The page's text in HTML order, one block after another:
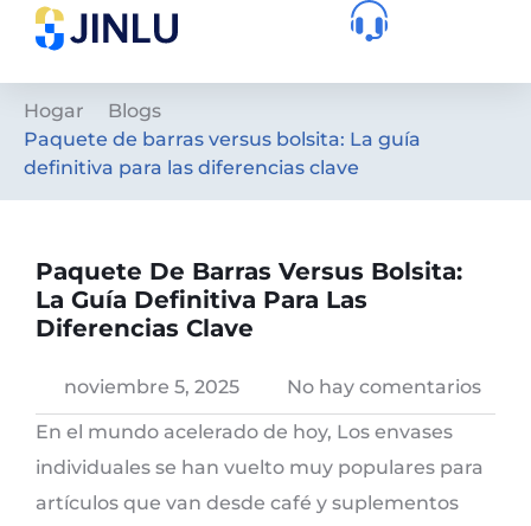
Hogar
Blogs
Paquete de barras versus bolsita: La guía
definitiva para las diferencias clave
Paquete De Barras Versus Bolsita:
La Guía Definitiva Para Las
Diferencias Clave
noviembre 5, 2025
No hay comentarios
En el mundo acelerado de hoy, Los envases
individuales se han vuelto muy populares para
artículos que van desde café y suplementos